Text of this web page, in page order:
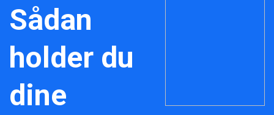
Sådan
holder du
dine